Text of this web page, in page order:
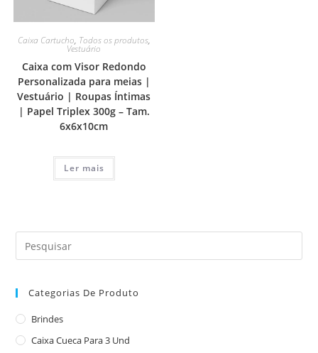
Caixa Cartucho, Todos os produtos,
Vestuário
Caixa com Visor Redondo
Personalizada para meias |
Vestuário | Roupas Íntimas
| Papel Triplex 300g – Tam.
6x6x10cm
Ler mais
Categorias De Produto
Brindes
Caixa Cueca Para 3 Und